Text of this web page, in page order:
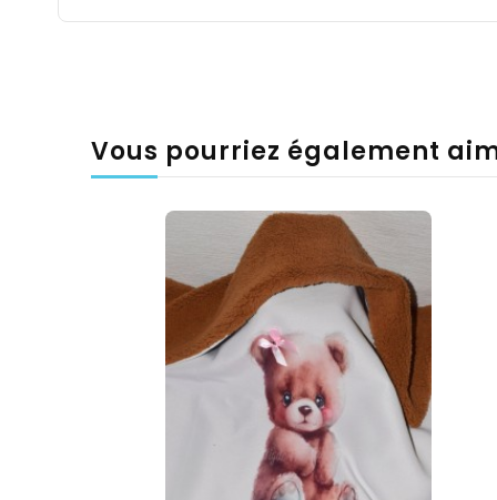
Vous pourriez également